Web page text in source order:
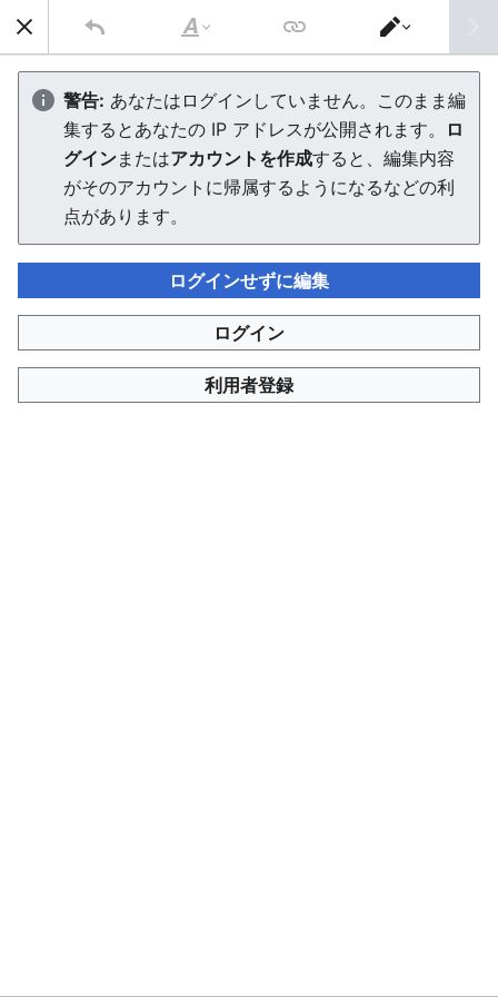
AVTuber Wiki
秘琴もゆる
エディターを読み込んでいます。このメッセージが引き続
き表示される場合、 ページを再読み込み してください。
AVTuber Wiki
このページは 1,743 回閲覧されました。
文
字
の
修
飾
エ
デ
ィ
タ
ー
を
切
り
替
警告: あなたはログインしていません。このまま編
集するとあなたの IP アドレスが公開されます。
ロ
グインまたはアカウントを作成すると、編集内容
がそのアカウントに帰属するようになるなどの利
点があります。
ログインせずに編集
ログイン
利用者登録